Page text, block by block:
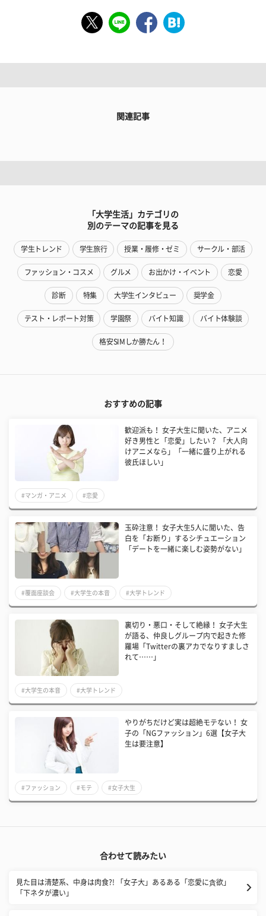
関連記事
「大学生活」カテゴリの
別のテーマの記事を見る
学生トレンド 学生旅行 授業・履修・ゼミ サークル・部活
ファッション・コスメ グルメ お出かけ・イベント 恋愛
診断 特集 大学生インタビュー 奨学金
テスト・レポート対策 学園祭 バイト知識 バイト体験談
格安SIMしか勝たん！
おすすめの記事
歓迎派も！ 女子大生に聞いた、アニメ
好き男性と「恋愛」したい？ 「大人向
けアニメなら」「一緒に盛り上がれる
彼氏ほしい」
#マンガ・アニメ #恋愛
玉砕注意！ 女子大生5人に聞いた、告
白を「お断り」するシチュエーション
「デートを一緒に楽しむ姿勢がない」
#覆面座談会 #大学生の本音 #大学トレンド
裏切り・悪口・そして絶縁！ 女子大生
が語る、仲良しグループ内で起きた修
羅場「Twitterの裏アカでなりすましさ
れて……」
#大学生の本音 #大学トレンド
やりがちだけど実は超絶モテない！ 女
子の「NGファッション」6選【女子大
生は要注意】
#ファッション #モテ #女子大生
合わせて読みたい
見た目は清楚系、中身は肉食?! 「女子大」あるある「恋愛に貪欲」
「下ネタが濃い」